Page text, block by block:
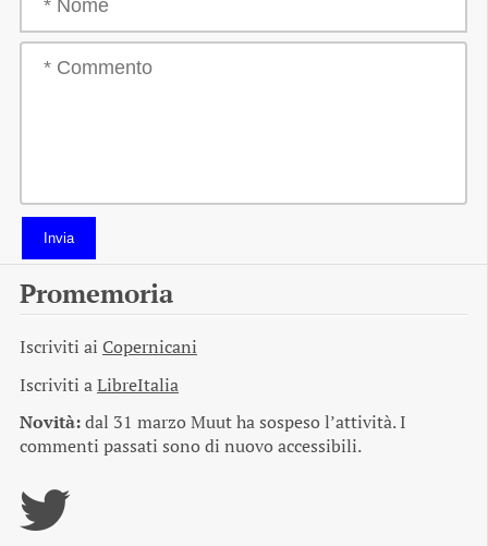
Invia
Promemoria
Iscriviti ai Copernicani
Iscriviti aLibreItalia
Novità:dal 31 marzo Muut ha sospeso l’attività. I
commenti passati sono di nuovo accessibili.